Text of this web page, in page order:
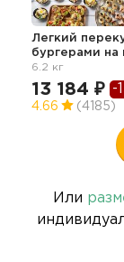
Легкий
бургерами на
6.2 кг
13 184 ₽ -
4.66 (4185)
Или